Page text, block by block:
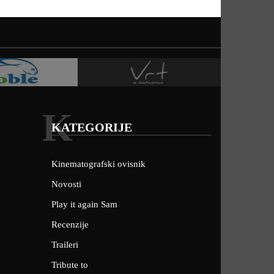
KATEGORIJE
K
Kinematografski ovisnik
Novosti
Play it again Sam
Recenzije
Traileri
Tribute to